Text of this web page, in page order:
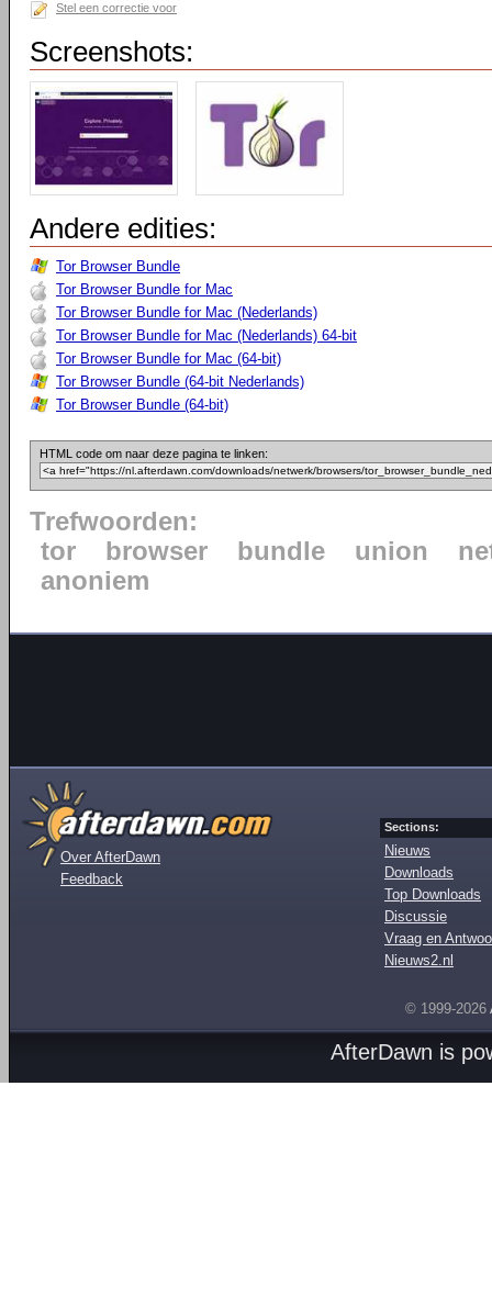
Stel een correctie voor
Screenshots:
Andere edities:
Tor Browser Bundle
Tor Browser Bundle for Mac
Tor Browser Bundle for Mac (Nederlands)
Tor Browser Bundle for Mac (Nederlands) 64-bit
Tor Browser Bundle for Mac (64-bit)
Tor Browser Bundle (64-bit Nederlands)
Tor Browser Bundle (64-bit)
HTML code om naar deze pagina te linken:
Trefwoorden:
tor
browser bundle union
anoniem
Over AfterDawn
Feedback
Sections:
Nieuws
Downloads
Top Downloads
Discussie
Vraag en
Nieuws2.nl
© 1999-2026
AfterDawn is